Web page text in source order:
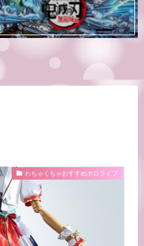
わちゃくちゃおすすめホロライブ